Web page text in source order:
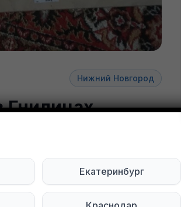
Нижний Новгород
Гнилицах.
Объявление неактуально
Екатеринбург